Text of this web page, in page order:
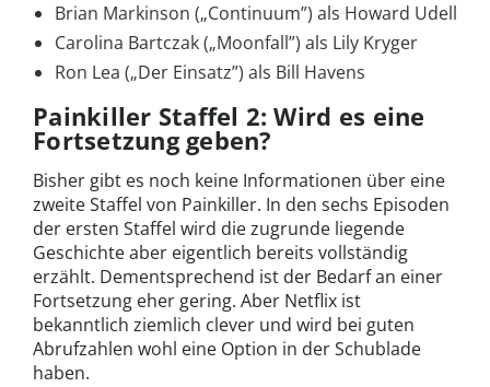
Brian Markinson („Continuum”) als Howard Udell
Carolina Bartczak („Moonfall”) als Lily Kryger
Ron Lea („Der Einsatz”) als Bill Havens
Painkiller Staffel 2: Wird es eine
Fortsetzung geben?
Bisher gibt es noch keine Informationen über eine
zweite Staffel von Painkiller. In den sechs Episoden
der ersten Staffel wird die zugrunde liegende
Geschichte aber eigentlich bereits vollständig
erzählt. Dementsprechend ist der Bedarf an einer
Fortsetzung eher gering. Aber Netflix ist
bekanntlich ziemlich clever und wird bei guten
Abrufzahlen wohl eine Option in der Schublade
haben.